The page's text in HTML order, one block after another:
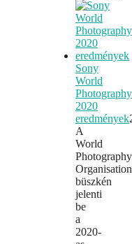
Sony
World
Photography
2020
eredmények
A
World
Photography
Organisation
büszkén
jelenti
be
a
2020-